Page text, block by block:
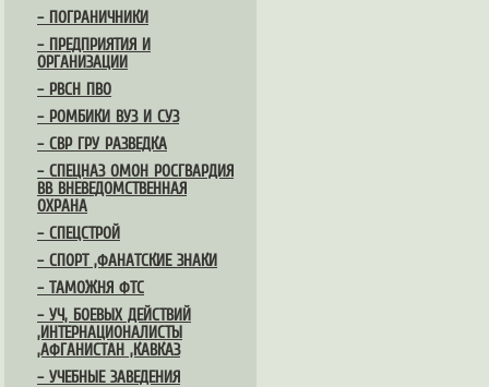
– ПОГРАНИЧНИКИ
– ПРЕДПРИЯТИЯ И
ОРГАНИЗАЦИИ
– РВСН ПВО
– РОМБИКИ ВУЗ И СУЗ
– СВР ГРУ РАЗВЕДКА
– СПЕЦНАЗ ОМОН РОСГВАРДИЯ
ВВ ВНЕВЕДОМСТВЕННАЯ
ОХРАНА
– СПЕЦСТРОЙ
– СПОРТ ,ФАНАТСКИЕ ЗНАКИ
– ТАМОЖНЯ ФТС
– УЧ, БОЕВЫХ ДЕЙСТВИЙ
,ИНТЕРНАЦИОНАЛИСТЫ
,АФГАНИСТАН ,КАВКАЗ
– УЧЕБНЫЕ ЗАВЕДЕНИЯ